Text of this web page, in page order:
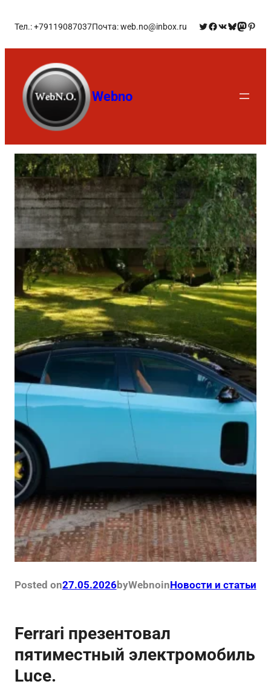
Тел.: +79119087037Почта: web.no@inbox.ru
Webno
Posted on27.05.2026byWebnoinНовости и статьи
Ferrari презентовал
пятиместный электромобиль
Luce.